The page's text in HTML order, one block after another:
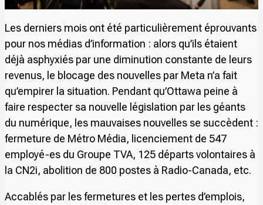
Les derniers mois ont été particulièrement éprouvants
pour nos médias d’information : alors qu’ils étaient
déjà asphyxiés par une diminution constante de leurs
revenus, le blocage des nouvelles par Meta n’a fait
qu’empirer la situation. Pendant qu’Ottawa peine à
faire respecter sa nouvelle législation par les géants
du numérique, les mauvaises nouvelles se succèdent :
fermeture de Métro Média, licenciement de 547
employé-es du Groupe TVA, 125 départs volontaires à
la CN2i, abolition de 800 postes à Radio-Canada, etc.
Accablés par les fermetures et les pertes d’emplois,